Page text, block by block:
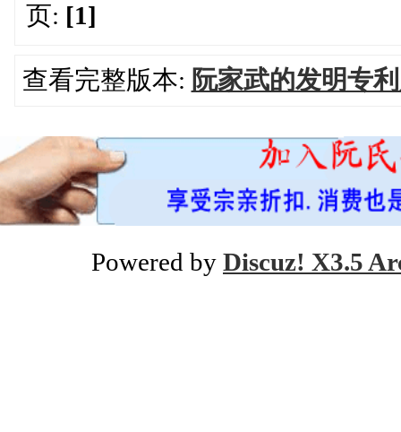
页: [1]
查看完整版本: 阮家武的发明专
Powered by Discuz! X3.5